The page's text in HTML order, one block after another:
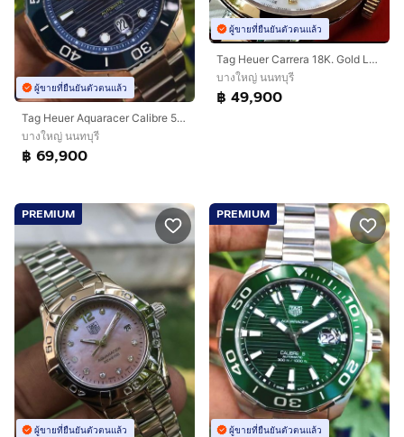
ผู้ขายที่ยืนยันตัวตนแล้ว
Tag Heuer Aquaracer Calibre 5 Professional 300 Blue Ceramic Blue Dail WBP201B🇨🇭🇨🇭
บางใหญ่ นนทบุรี
฿ 69,900
ผู้ขายที่ยืนยันตัวตนแล้ว
Tag Heuer Carrera 18K. Gold Lady White Monter Of Pearl Dial WV2450🇨🇭🇨🇭
บางใหญ่ นนทบุรี
฿ 49,900
PREMIUM
ผู้ขายที่ยืนยันตัวตนแล้ว
PREMIUM
ผู้ขายที่ยืนยันตัวตนแล้ว